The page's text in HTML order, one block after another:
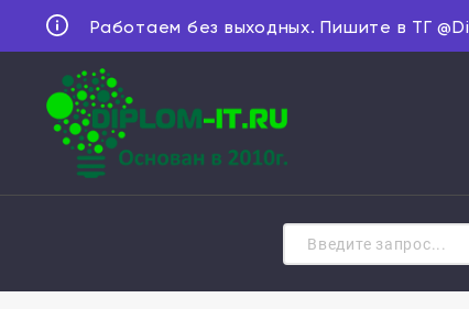
Работаем без выходных. Пишите в ТГ